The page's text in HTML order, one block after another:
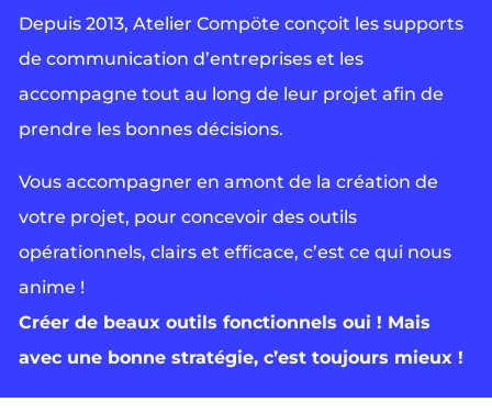
Depuis 2013, Atelier Compöte conçoit les supports
de communication d’entreprises et les
accompagne tout au long de leur projet afin de
prendre les bonnes décisions.
Vous accompagner en amont de la création de
votre projet, pour concevoir des outils
opérationnels, clairs et efficace, c’est ce qui nous
anime !
Créer de beaux outils fonctionnels oui ! Mais
avec une bonne stratégie, c’est toujours mieux !